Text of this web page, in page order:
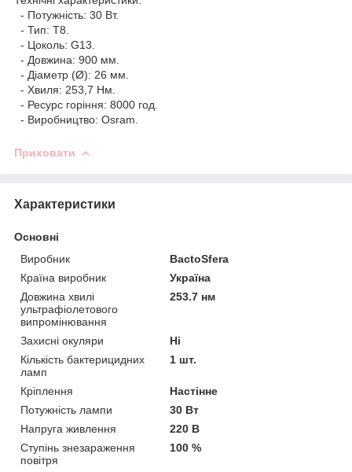
- Потужність: 30 Вт.
- Тип: Т8.
- Цоколь: G13.
- Довжина: 900 мм.
- Діаметр (Ø): 26 мм.
- Хвиля: 253,7 Нм.
- Ресурс горіння: 8000 год.
- Виробництво: Osram.
Приховати
Характеристики
Основні
Виробник
BactoSfera
Країна виробник
Україна
Довжина хвилі
ультрафіолетового
випромінювання
253.7 нм
Захисні окуляри
Ні
Кількість бактерицидних
ламп
1 шт.
Кріплення
Настінне
Потужність лампи
30 Вт
Напруга живлення
220 В
Ступінь знезараження
повітря
100 %